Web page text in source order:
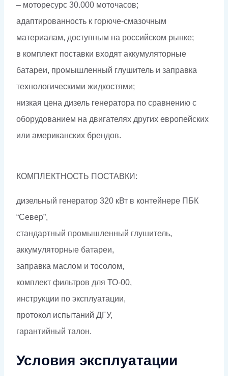
– моторесурс 30.000 моточасов;
адаптированность к горюче-смазочным
материалам, доступным на российском рынке;
в комплект поставки входят аккумуляторные
батареи, промышленный глушитель и заправка
технологическими жидкостями;
низкая цена дизель генератора по сравнению с
оборудованием на двигателях других европейских
или американских брендов.
КОМПЛЕКТНОСТЬ ПОСТАВКИ:
дизельный генератор 320 кВт в контейнере ПБК
“Север”,
стандартный промышленный глушитель,
аккумуляторные батареи,
заправка маслом и тосолом,
комплект фильтров для ТО-00,
инструкции по эксплуатации,
протокол испытаний ДГУ,
гарантийный талон.
Условия эксплуатации